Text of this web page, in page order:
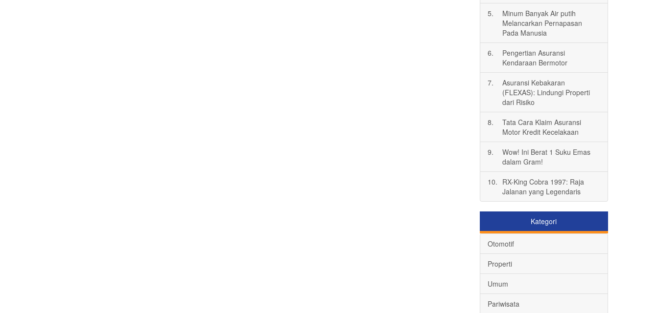
5.
Minum Banyak Air putih
Melancarkan Pernapasan
Pada Manusia
6.
Pengertian Asuransi
Kendaraan Bermotor
7.
Asuransi Kebakaran
(FLEXAS): Lindungi Properti
dari Risiko
8.
Tata Cara Klaim Asuransi
Motor Kredit Kecelakaan
9.
Wow! Ini Berat 1 Suku Emas
dalam Gram!
10. RX-King Cobra 1997: Raja
Jalanan yang Legendaris
Kategori
Otomotif
Properti
Umum
Pariwisata